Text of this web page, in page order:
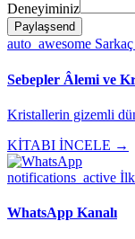
Deneyiminiz
Paylaşsend
auto_awesome
Sebepler Âlemi ve
Kristallerin gizemli
KİTABI İNCELE →
notifications_active
WhatsApp Kanalı